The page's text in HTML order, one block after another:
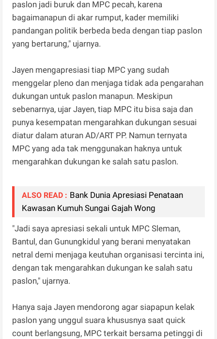
paslon jadi buruk dan MPC pecah, karena
bagaimanapun di akar rumput, kader memiliki
pandangan politik berbeda beda dengan tiap paslon
yang bertarung," ujarnya.
Jayen mengapresiasi tiap MPC yang sudah
menggelar pleno dan menjaga tidak ada pengarahan
dukungan untuk paslon manapun. Meskipun
sebenarnya, ujar Jayen, tiap MPC itu bisa saja dan
punya kesempatan mengarahkan dukungan sesuai
diatur dalam aturan AD/ART PP. Namun ternyata
MPC yang ada tak menggunakan haknya untuk
mengarahkan dukungan ke salah satu paslon.
ALSO READ : Bank Dunia Apresiasi Penataan
Kawasan Kumuh Sungai Gajah Wong
"Jadi saya apresiasi sekali untuk MPC Sleman,
Bantul, dan Gunungkidul yang berani menyatakan
netral demi menjaga keutuhan organisasi tercinta ini,
dengan tak mengarahkan dukungan ke salah satu
paslon," ujarnya.
Hanya saja Jayen mendorong agar siapapun kelak
paslon yang unggul suara khususnya saat quick
count berlangsung, MPC terkait bersama petinggi di